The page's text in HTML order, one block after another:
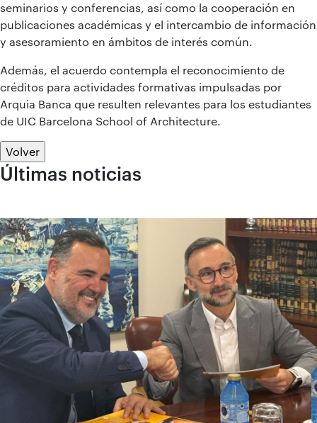
seminarios y conferencias, así como la cooperación en
publicaciones académicas y el intercambio de información
y asesoramiento en ámbitos de interés común.
Además, el acuerdo contempla el reconocimiento de
créditos para actividades formativas impulsadas por
Arquia Banca que resulten relevantes para los estudiantes
de UIC Barcelona School of Architecture.
Volver
Últimas noticias